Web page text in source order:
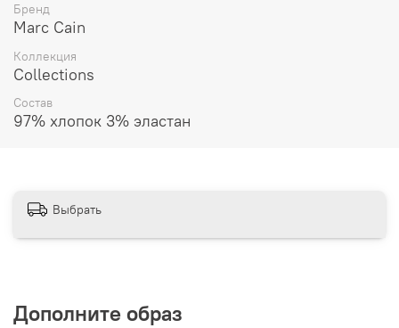
Бренд
Marc Cain
Коллекция
Collections
Состав
97% хлопок 3% эластан
Выбрать
Дополните образ